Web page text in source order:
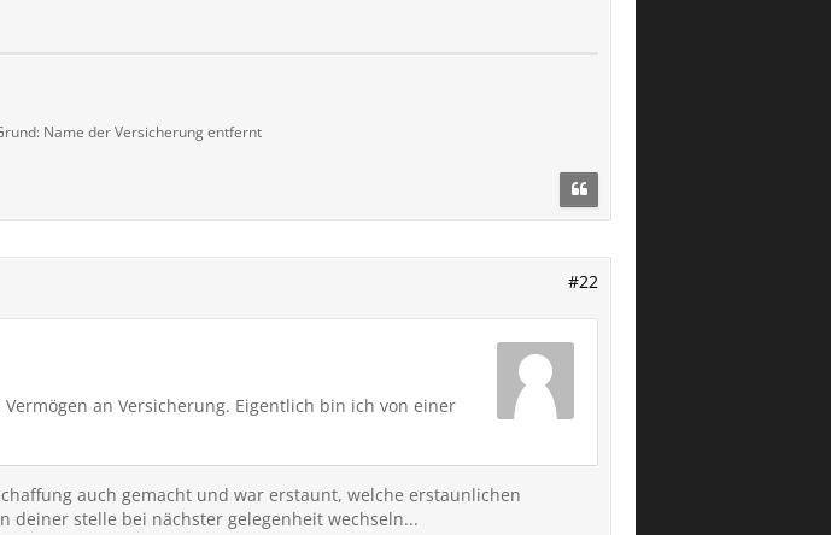
Name der Versicherung entfernt
#22
an Versicherung. Eigentlich bin ich von einer
auch gemacht und war erstaunt, welche erstaunlichen
deiner stelle bei nächster gelegenheit wechseln...